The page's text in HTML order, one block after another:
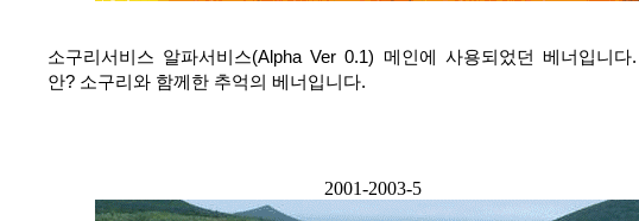
소구리서비스 알파서비스(Alpha Ver 0.1) 메인에 사용되었던 베너입니다
안? 소구리와 함께한 추억의 베너입니다.
2001-2003-5